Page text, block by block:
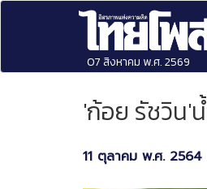
07 สิงหาคม พ.ศ. 2569
'ก้อย รัชวิน'
11 ตุลาคม พ.ศ. 2564